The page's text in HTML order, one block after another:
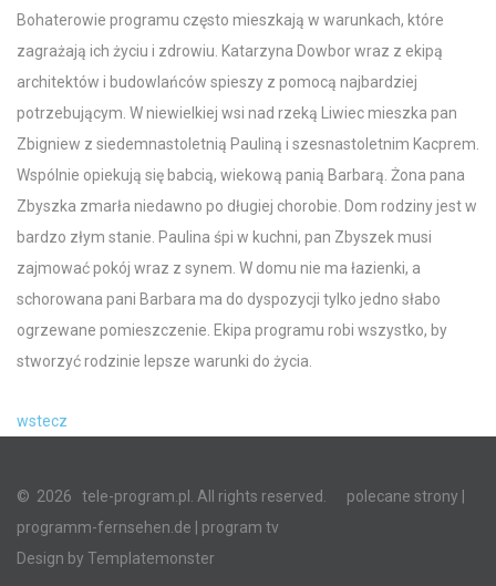
Bohaterowie programu często mieszkają w warunkach, które
zagrażają ich życiu i zdrowiu. Katarzyna Dowbor wraz z ekipą
architektów i budowlańców spieszy z pomocą najbardziej
potrzebującym. W niewielkiej wsi nad rzeką Liwiec mieszka pan
Zbigniew z siedemnastoletnią Pauliną i szesnastoletnim Kacprem.
Wspólnie opiekują się babcią, wiekową panią Barbarą. Żona pana
Zbyszka zmarła niedawno po długiej chorobie. Dom rodziny jest w
bardzo złym stanie. Paulina śpi w kuchni, pan Zbyszek musi
zajmować pokój wraz z synem. W domu nie ma łazienki, a
schorowana pani Barbara ma do dyspozycji tylko jedno słabo
ogrzewane pomieszczenie. Ekipa programu robi wszystko, by
stworzyć rodzinie lepsze warunki do życia.
wstecz
© 2026 tele-program.pl. All rights reserved. polecane strony
programm-fernsehen.de | program tv
Design by Templatemonster